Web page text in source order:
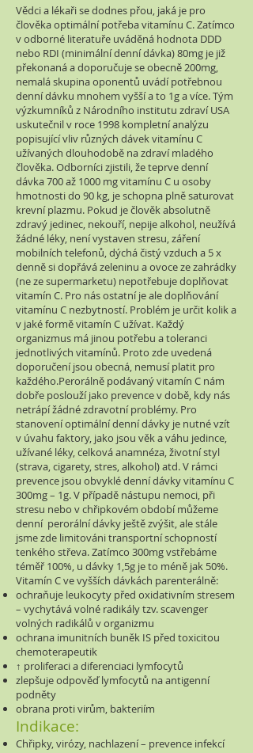
Vědci a lékaři se dodnes přou, jaká je pro
člověka optimální potřeba vitamínu C. Zatímco
v odborné literatuře uváděná hodnota DDD
nebo RDI (minimální denní dávka) 80mg je již
překonaná a doporučuje se obecně 200mg,
nemalá skupina oponentů uvádí potřebnou
denní dávku mnohem vyšší a to 1g a více. Tým
výzkumníků z Národního institutu zdraví USA
uskutečnil v roce 1998 kompletní analýzu
popisující vliv různých dávek vitamínu C
užívaných dlouhodobě na zdraví mladého
člověka. Odborníci zjistili, že teprve denní
dávka 700 až 1000 mg vitamínu C u osoby
hmotnosti do 90 kg, je schopna plně saturovat
krevní plazmu. Pokud je člověk absolutně
zdravý jedinec, nekouří, nepije alkohol, neužívá
žádné léky, není vystaven stresu, záření
mobilních telefonů, dýchá čistý vzduch a 5 x
denně si dopřává zeleninu a ovoce ze zahrádky
(ne ze supermarketu) nepotřebuje doplňovat
vitamín C. Pro nás ostatní je ale doplňování
vitamínu C nezbytností. Problém je určit kolik a
v jaké formě vitamín C užívat. Každý
organizmus má jinou potřebu a toleranci
jednotlivých vitamínů. Proto zde uvedená
doporučení jsou obecná, nemusí platit pro
každého.Perorálně podávaný vitamín C nám
dobře poslouží jako prevence v době, kdy nás
netrápí žádné zdravotní problémy. Pro
stanovení optimální denní dávky je nutné vzít
v úvahu faktory, jako jsou věk a váhu jedince,
užívané léky, celková anamnéza, životní styl
(strava, cigarety, stres, alkohol) atd. V rámci
prevence jsou obvyklé denní dávky vitamínu C
300mg – 1g. V případě nástupu nemoci, při
stresu nebo v chřipkovém období můžeme
denní perorální dávky ještě zvýšit, ale stále
jsme zde limitováni transportní schopností
tenkého střeva. Zatímco 300mg vstřebáme
téměř 100%, u dávky 1,5g je to méně jak 50%.
Vitamín C ve vyšších dávkách parenterálně:
ochraňuje leukocyty před oxidativním stresem
– vychytává volné radikály tzv. scavenger
volných radikálů v organizmu
ochrana imunitních buněk IS před toxicitou
chemoterapeutik
↑ proliferaci a diferenciaci lymfocytů
zlepšuje odpověď lymfocytů na antigenní
podněty
obrana proti virům, bakteriím
Indikace:
Chřipky, virózy, nachlazení – prevence infekcí